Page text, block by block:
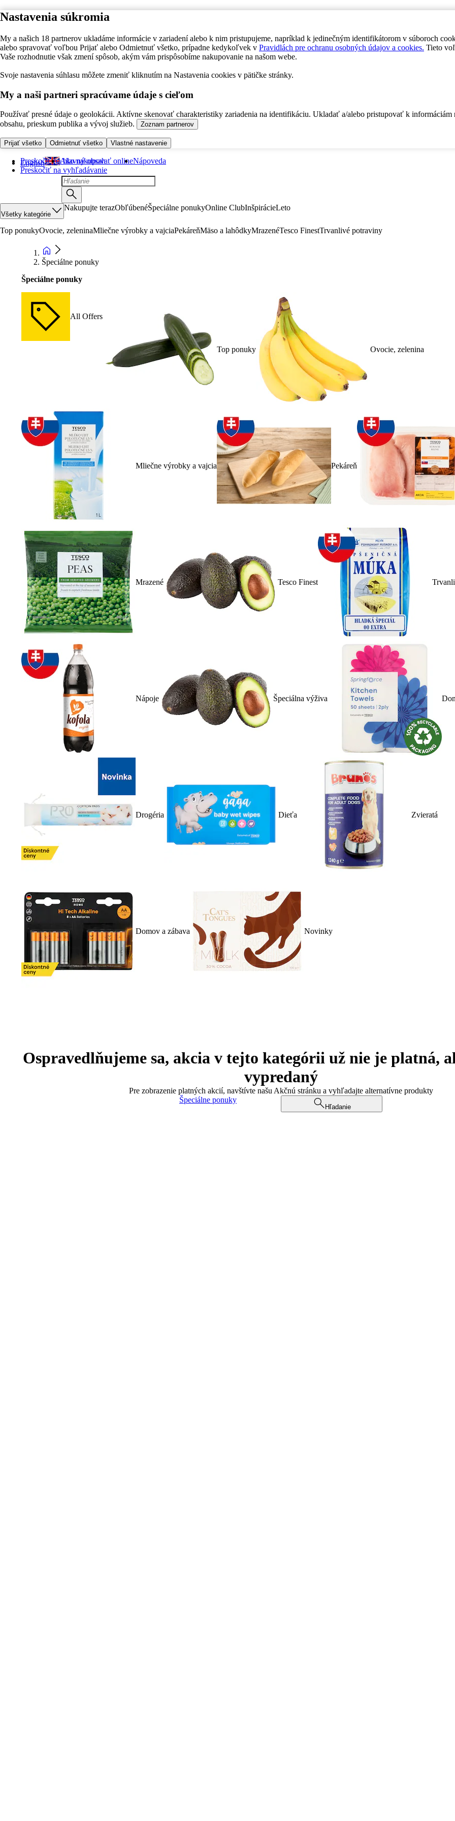
Nastavenia súkromia
My a našich 18 partnerov ukladáme informácie v zariadení alebo k nim pristupujeme, napríklad k jedinečným identifikátorom v súboroch
alebo spravovať voľbou Prijať alebo Odmietnuť všetko, prípadne kedykoľvek v Pravidlách pre ochranu osobných údajov a cookies. Tieto
Vaše rozhodnutie však zmení spôsob, akým vám prispôsobíme nakupovanie na našom webe.
Svoje nastavenia súhlasu môžete zmeniť kliknutím na Nastavenia cookies v pätičke stránky.
My a naši partneri spracúvame údaje s cieľom
Používať presné údaje o geolokácii. Aktívne skenovať charakteristiky zariadenia na identifikáciu. Ukladať a/alebo pristupovať k informáciám
obsahu, prieskum publika a vývoj služieb.
Zoznam partnerov
Prijať všetko Odmietnuť všetko Vlastné nastavenie
Preskočiť na hlavný obsah
Preskočiť na vyhľadávanie
English Ako nakupovať onlineNápoveda
Všetky kategórie
Nakupujte terazObľúbenéŠpeciálne ponukyOnline ClubInšpirácieLeto
Top ponukyOvocie, zeleninaMliečne výrobky a vajciaPekáreňMäso a lahôdkyMrazenéTesco FinestTrvanlivé potraviny
Špeciálne ponuky
Špeciálne ponuky
All Offers
Top ponuky Ovocie, zelenina
Mliečne výrobky a vajcia Pekáreň
Mrazené Tesco Finest
Nápoje Špeciálna výživa
Drogéria Dieťa Zvieratá
Domov a zábava Novinky
Ospravedlňujeme sa, akcia v tejto kategórii už nie je platná,
vypredaný
Pre zobrazenie platných akcií, navštívte našu Akčnú stránku a vyhľadajte alternatívne produkty
Špeciálne ponuky
Hľadanie